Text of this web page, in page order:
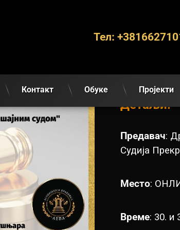
Тел:
Контакт Обуке Пројекти
Детаљи:
Предавач:
Судија
Место:
Време: 30. и